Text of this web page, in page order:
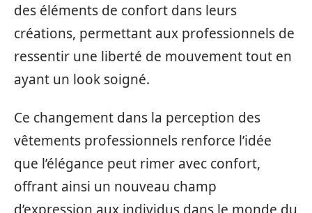
des éléments de confort dans leurs
créations, permettant aux professionnels de
ressentir une liberté de mouvement tout en
ayant un look soigné.
Ce changement dans la perception des
vêtements professionnels renforce l’idée
que l’élégance peut rimer avec confort,
offrant ainsi un nouveau champ